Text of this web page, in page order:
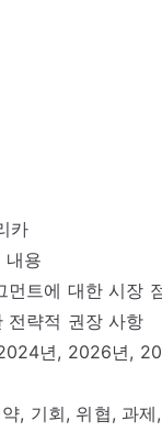
카
내용
먼트에 대한 시장
전략적 권장 사항
년, 2026년,
, 기회, 위협, 과